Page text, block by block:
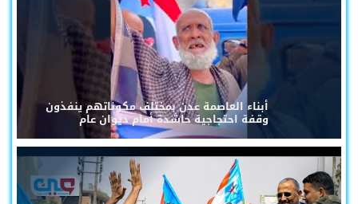
أبناء العاصمة عدن بمختلف مكوناتهم ينفذون
وقفة احتجاجية حاشدة أمام ديوان عام